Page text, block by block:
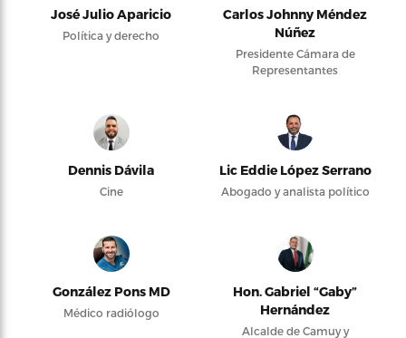
José Julio Aparicio
Política y derecho
Carlos Johnny Méndez
Núñez
Presidente Cámara de
Representantes
Dennis Dávila
Cine
Lic Eddie López Serrano
Abogado y analista político
González Pons MD
Médico radiólogo
Hon. Gabriel “Gaby”
Hernández
Alcalde de Camuy y